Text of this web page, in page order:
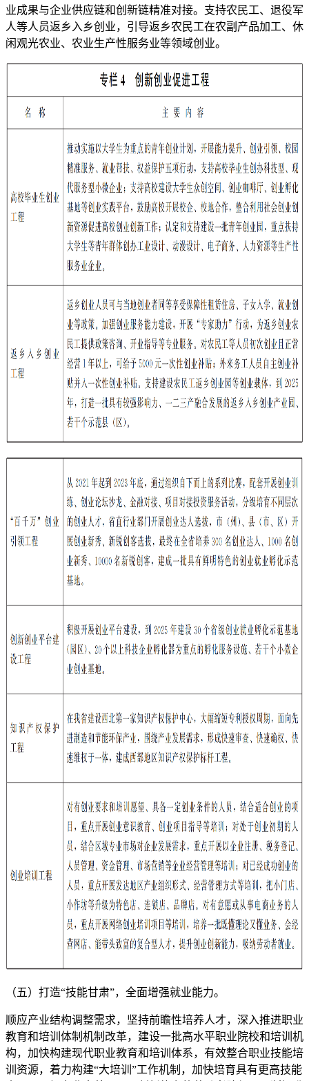
业成果与企业供应链和创新链精准对接。支持农民工、退役军
人等人员返乡入乡创业，引导返乡农民工在农副产品加工、休
闲观光农业、农业生产性服务业等领域创业。
（五）打造“技能甘肃”，全面增强就业能力。
顺应产业结构调整需求，坚持前瞻性培养人才，深入推进职业
教育和培训体制机制改革，建设一批高水平职业院校和培训机
构，加快构建现代职业教育和培训体系，有效整合职业技能培
训资源，着力构建“大培训”工作机制，加快培育具有更高技能